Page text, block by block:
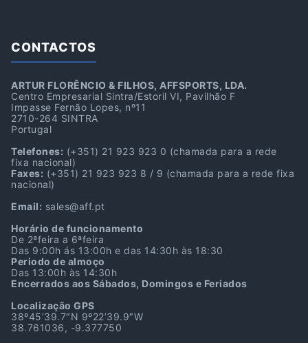
CONTACTOS
ARTUR FLORÊNCIO & FILHOS, AFFSPORTS, LDA.
Centro Empresarial Sintra/Estoril VI, Pavilhão F
Impasse Fernão Lopes, nº11
2710-264 SINTRA
Portugal
Telefones: (+351) 21 923 923 0 (chamada para a rede
fixa nacional)
Faxes: (+351) 21 923 923 8 / 9 (chamada para a rede fixa
nacional)
Email: sales@aff.pt
Horário de funcionamento
De 2ªfeira a 6ªfeira
Das 9:00h ás 13:00h e das 14:30h às 18:30
Periodo de almoço
Das 13:00h às 14:30h
Encerrados aos Sábados, Domingos e Feriados
Localização GPS
38º45’39.7″N 9º22’39.9″W
38.761036, -9.377750